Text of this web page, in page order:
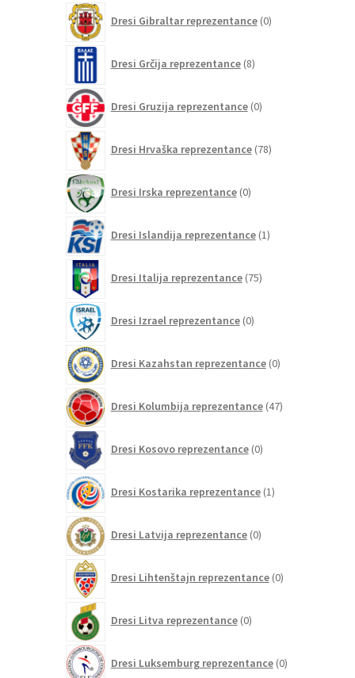
Dresi Gibraltar reprezentance 0izdelkov
Dresi Grčija reprezentance 8izdelkov
Dresi Gruzija reprezentance 0izdelkov
Dresi Hrvaška reprezentance 78izdelkov
Dresi Irska reprezentance 0izdelkov
Dresi Islandija reprezentance 1izdelek
Dresi Italija reprezentance 75izdelkov
Dresi Izrael reprezentance 0izdelkov
Dresi Kazahstan reprezentance 0izdelkov
Dresi Kolumbija reprezentance 47izdelkov
Dresi Kosovo reprezentance 0izdelkov
Dresi Kostarika reprezentance 1izdelek
Dresi Latvija reprezentance 0izdelkov
Dresi Lihtenštajn reprezentance 0izdelkov
Dresi Litva reprezentance 0izdelkov
Dresi Luksemburg reprezentance 0izdelkov